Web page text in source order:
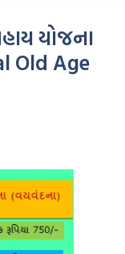
યોજના
Old Age